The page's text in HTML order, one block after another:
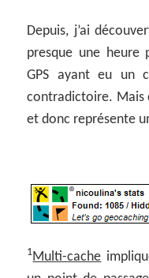
Depuis, j’ai
presque une heure
GPS ayant eu un
contradictoire. Mais
et donc représente
1Multi-cache